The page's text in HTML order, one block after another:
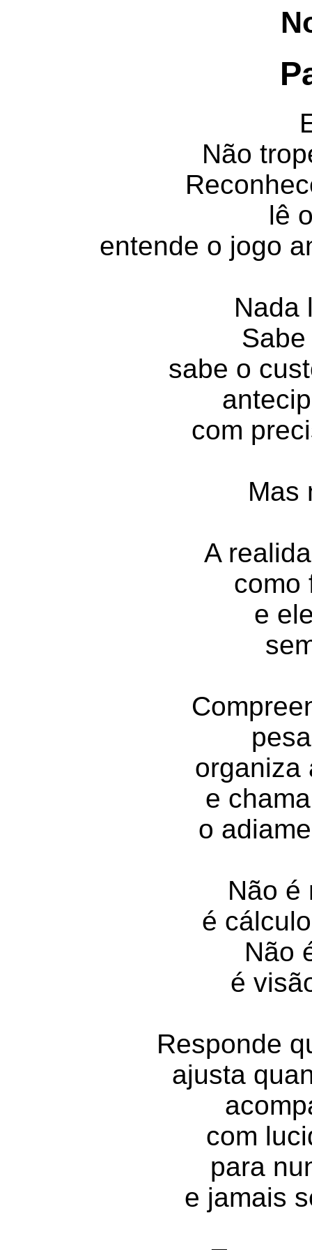
Não
lê
entende o jogo
Nada
sabe o
com
Mas
A
como
e
e
o
Não é
é
Não
é
Responde
ajusta
com
para
e jamais